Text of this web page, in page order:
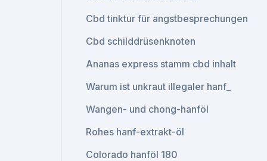
Cbd tinktur für angstbesprechungen
Cbd schilddrüsenknoten
Ananas express stamm cbd inhalt
Warum ist unkraut illegaler hanf_
Wangen- und chong-hanföl
Rohes hanf-extrakt-öl
Colorado hanföl 180